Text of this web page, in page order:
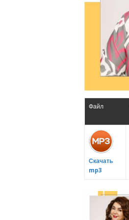
Файл
Скачать
mp3